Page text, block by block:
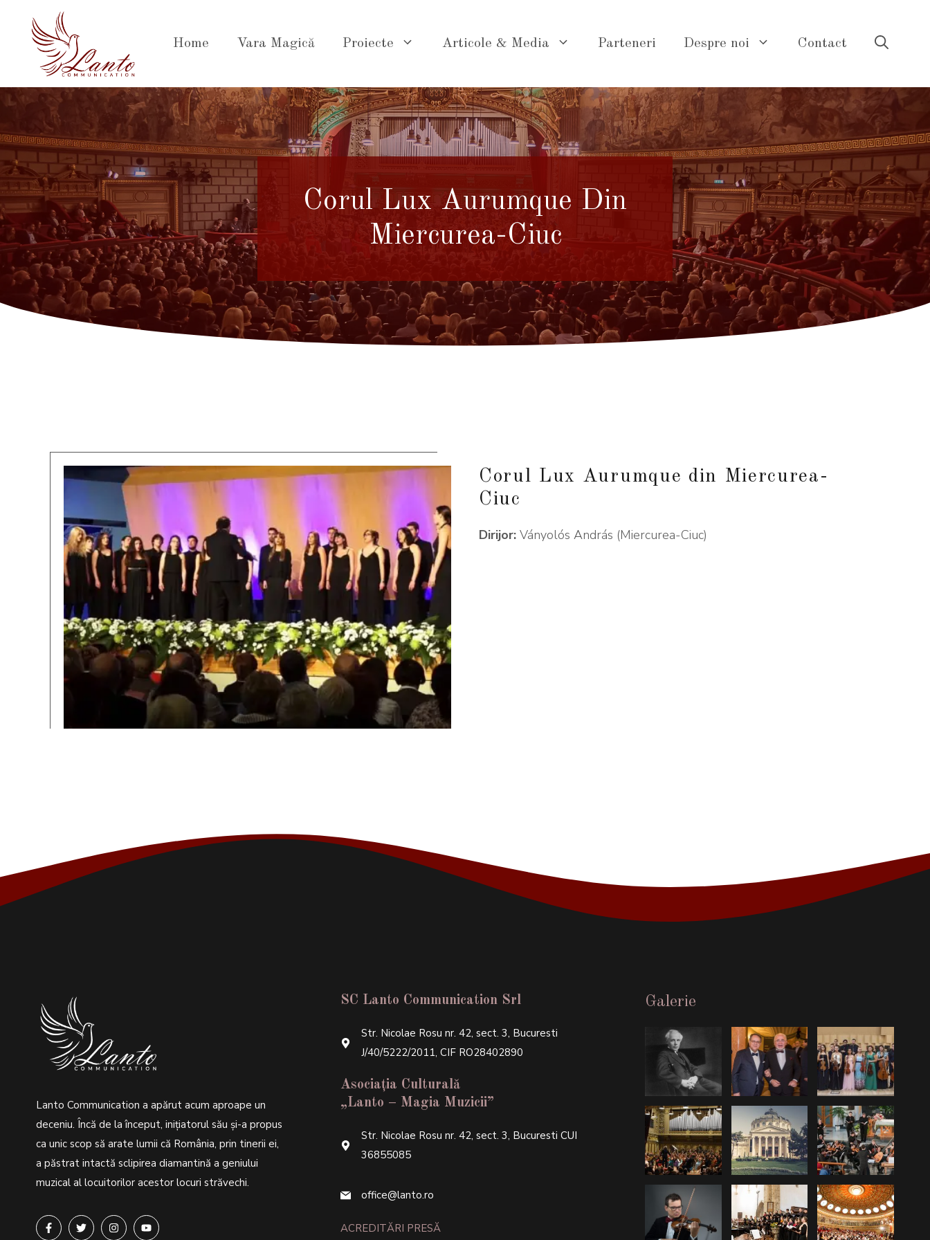
conținut
Home Vara Magică Proiecte Articole & Media Parteneri Despre noi Contact
Corul Lux Aurumque Din
Miercurea-Ciuc
Corul Lux Aurumque din Miercurea-
Ciuc
Dirijor: Ványolós András (Miercurea-Ciuc)
Lanto Communication a apărut acum aproape un
deceniu. Încă de la început, inițiatorul său şi-a propus
ca unic scop să arate lumii că România, prin tinerii ei,
a păstrat intactă sclipirea diamantină a geniului
muzical al locuitorilor acestor locuri străvechi.
SC Lanto Communication Srl
Str. Nicolae Rosu nr. 42, sect. 3, Bucuresti
J/40/5222/2011, CIF RO28402890
Asociația Culturală
„Lanto – Magia Muzicii”
Str. Nicolae Rosu nr. 42, sect. 3, Bucuresti CUI
36855085
office@lanto.ro
ACREDITĂRI PRESĂ
Galerie